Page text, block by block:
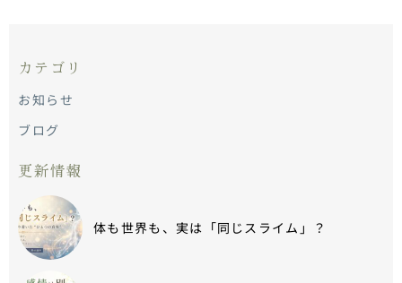
カテゴリ
お知らせ
ブログ
更新情報
体も世界も、実は「同じスライム」？